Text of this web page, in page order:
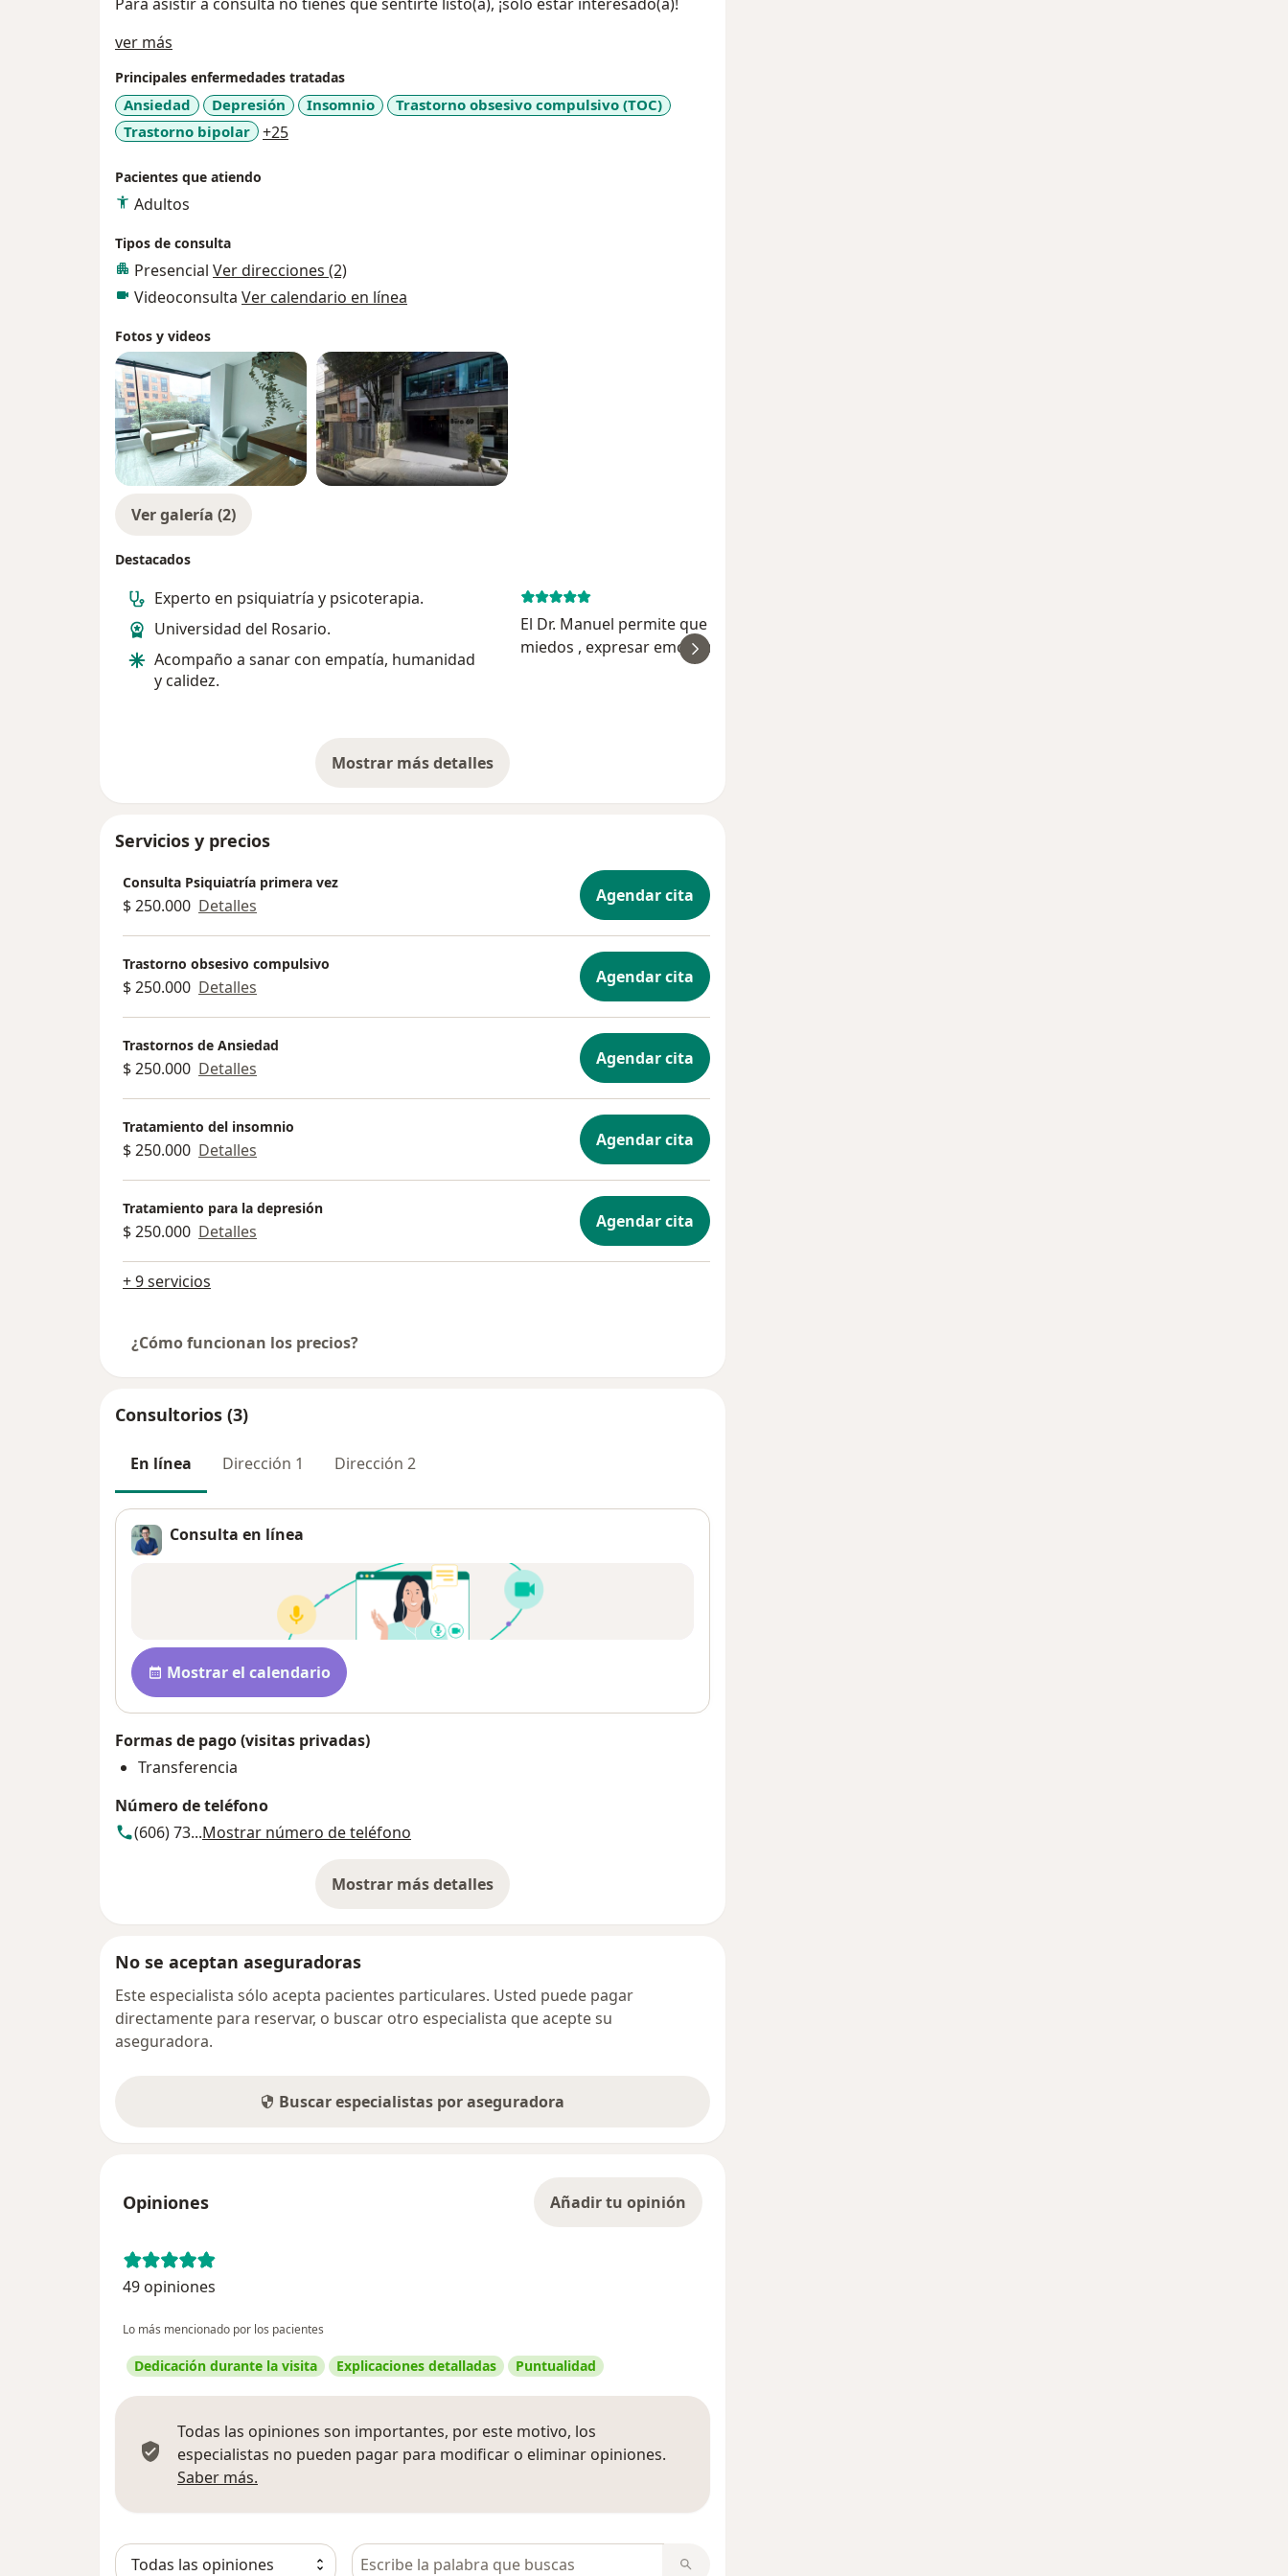
ver más
Principales enfermedades tratadas
Ansiedad Depresión Insomnio
Trastorno obsesivo compulsivo (TOC)
Trastorno bipolar
+25a11y_sr_more_diseases
Pacientes que atiendo
Adultos
Tipos de consulta
Presencial Ver direcciones (2)
Videoconsulta Ver calendario en línea
Fotos y videos
Ver galería (2)
Destacados
Experto en psiquiatría y psicoterapia.
Universidad del Rosario.
Acompaño a sanar con empatía, humanidad
y calidez.
El Dr. Manuel permite que el paciente hable sin
miedos , expresar emociones con confianza, no
promete soluciones inmediatas pero si un
Mostrar más detalles
sobre la experiencia
Servicios y precios
Consulta Psiquiatría primera vez
$ 250.000 Detalles Agendar cita
Trastorno obsesivo compulsivo
$ 250.000 Detalles Agendar cita
Trastornos de Ansiedad
$ 250.000 Detalles Agendar cita
Tratamiento del insomnio
$ 250.000 Detalles Agendar cita
Tratamiento para la depresión
$ 250.000 Detalles Agendar cita
+ 9 servicios
¿Cómo funcionan los precios?
Consultorios (3)
En línea Dirección 1 Dirección 2
Consulta en línea
Disponibilidad
Mostrar el calendario
Formas de pago (visitas privadas)
Transferencia
Número de teléfono
(606) 73...Mostrar número de teléfono
Mostrar más detalles
sobre la dirección
No se aceptan aseguradoras
Este especialista sólo acepta pacientes particulares. Usted puede pagar
directamente para reservar, o buscar otro especialista que acepte su
aseguradora.
Buscar especialistas por aseguradora
Opiniones Añadir tu opinión
49 opiniones
Lo más mencionado por los pacientes
Dedicación durante la visita Explicaciones detalladas Puntualidad
Todas las opiniones son importantes, por este motivo, los
especialistas no pueden pagar para modificar o eliminar opiniones.
Saber más.
Busca en opiniones